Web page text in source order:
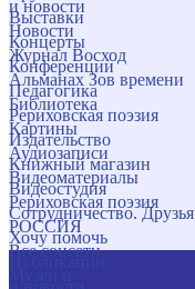
и новости
Новости
Журнал Восход
Альманах Зов времени
Библиотека
Картины
Аудиозаписи
Видеоматериалы
Рериховская поэзия
РОССИЯ
Все соцсети
Выставки
Концерты
Конференции
Педагогика
Рериховская поэзия
Издательство
Книжный магазин
Видеостудия
Сотрудничество. Друзья
Хочу помочь